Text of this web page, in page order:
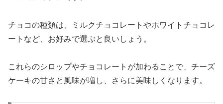
チョコの種類は、ミルクチョコレートやホワイトチョコレ
ートなど、お好みで選ぶと良いしょう。
これらのシロップやチョコレートが加わることで、チーズ
ケーキの甘さと風味が増し、さらに美味しくなります。